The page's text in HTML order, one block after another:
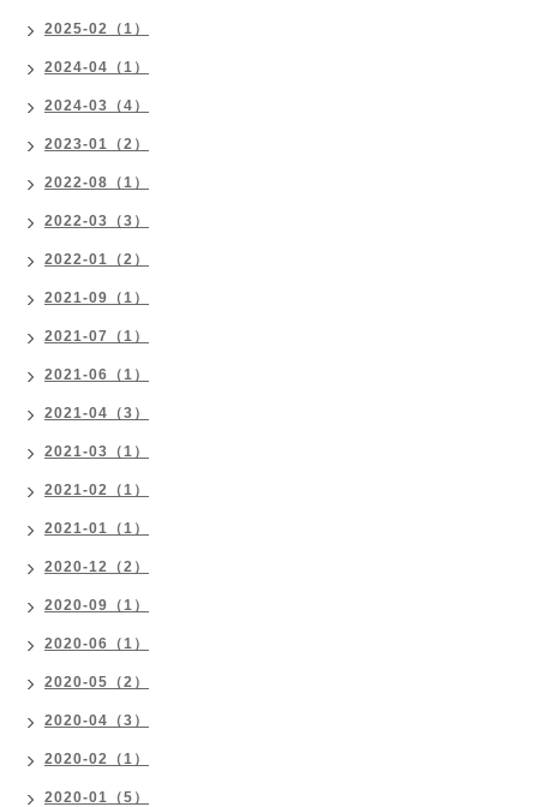
2025-02（1）
2024-04（1）
2024-03（4）
2023-01（2）
2022-08（1）
2022-03（3）
2022-01（2）
2021-09（1）
2021-07（1）
2021-06（1）
2021-04（3）
2021-03（1）
2021-02（1）
2021-01（1）
2020-12（2）
2020-09（1）
2020-06（1）
2020-05（2）
2020-04（3）
2020-02（1）
2020-01（5）